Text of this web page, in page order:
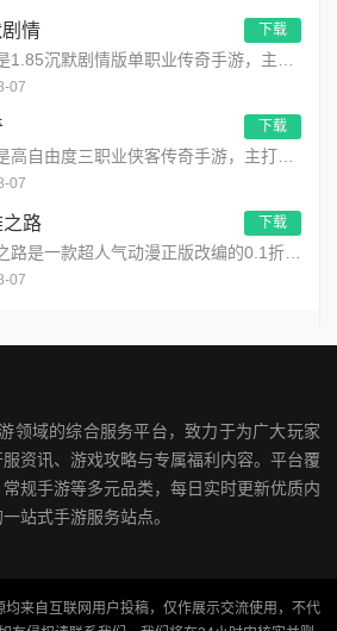
刀暴击
动巡航+无限刀+永久3折+多重奖励‌，重
多、爆率高、不肝不氪，剧情沉浸，
奇玩家，还是新手入坑，这款版本都
情
07
下载
07
下载
路
07
下载
领域的综合服务平台，致力于为广大玩家
资讯、游戏攻略与专属福利内容。平台覆
规手游等多元品类，每日实时更新优质内
站式手游服务站点。
来自互联网用户投稿，仅作展示交流使用，不代